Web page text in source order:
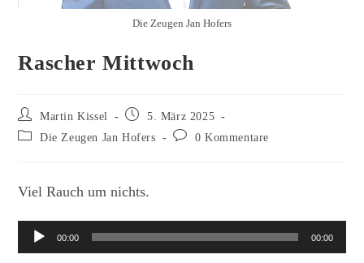
Die Zeugen Jan Hofers
Rascher Mittwoch
Beitrags-
Autor:
Martin Kissel
Beitrag
veröffentlicht:
5. März 2025
Beitrags-Die Zeugen Jan Hofers
Beitrags-0 Kommentare
Viel Rauch um nichts.
Audio-00:00 00:00